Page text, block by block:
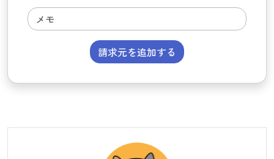
請求元を追加する